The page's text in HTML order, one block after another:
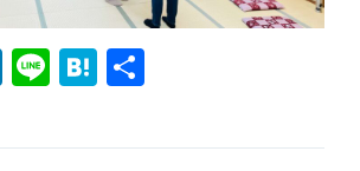
Li
n
k
Li
n
e
H
at
e
共